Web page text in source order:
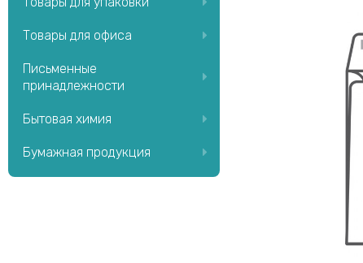
Товары для офиса
Письменные
принадлежности
Бытовая химия
Бумажная продукция